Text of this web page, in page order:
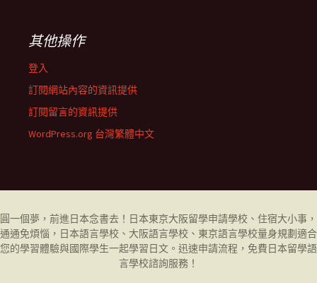
其他操作
登入
訂閱網站內容的資訊提供
訂閱留言的資訊提供
WordPress.org 台灣繁體中文
圓一個夢，前進日本念書去！日本東京大阪留學申請學校、住宿大小事，
通通免煩惱，日本語言學校、大阪語言學校、東京語言學校量身規劃適合
您的學習體驗與國際學生一起學習日文。迅速申請流程，免費日本留學語
言學校諮詢服務！